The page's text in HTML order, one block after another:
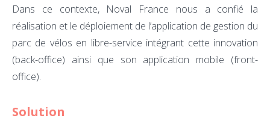
Dans ce contexte, Noval France nous a confié la
réalisation et le déploiement de l’application de gestion du
parc de vélos en libre-service intégrant cette innovation
(back-office) ainsi que son application mobile (front-
office).
Solution